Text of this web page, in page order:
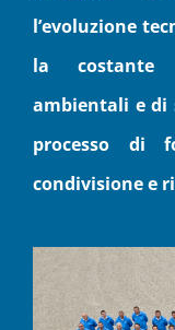
l’evoluzione
la costante
ambientali e di
processo di
condivisione e